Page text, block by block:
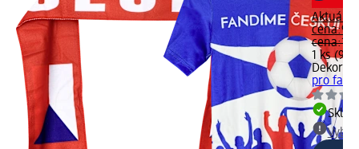
Aktuální
cena:
cena:
1 ks
pro